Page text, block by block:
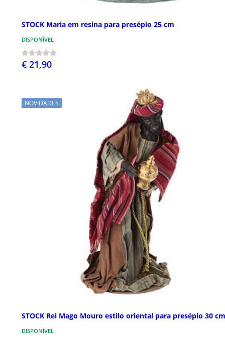
STOCK Maria em resina para presépio 25 cm
DISPONÍVEL
€ 21,90
NOVIDADES
STOCK Rei Mago Mouro estilo oriental para presépio 30 cm
DISPONÍVEL